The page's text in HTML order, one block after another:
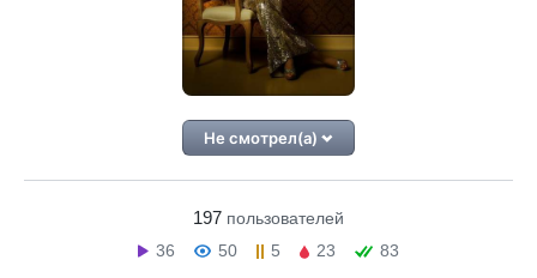
Не смотрел(а)
197 пользователей
36
50 5 23 83